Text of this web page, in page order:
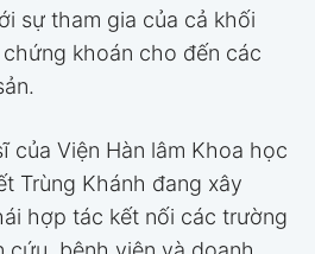
sự tham gia của cả khối
khoán cho đến các
của Viện Hàn lâm Khoa học
Trùng Khánh đang xây
hợp tác kết nối các trường